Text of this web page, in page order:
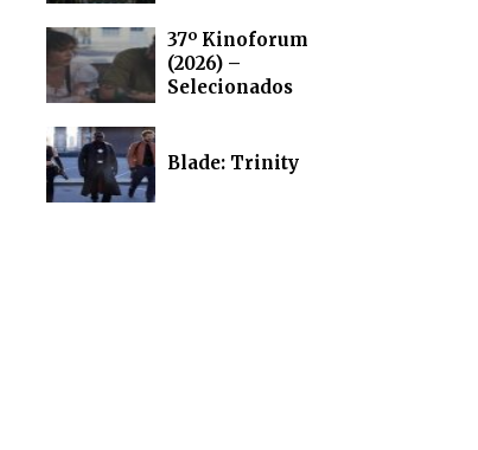
37º Kinoforum
(2026) –
Selecionados
Blade: Trinity